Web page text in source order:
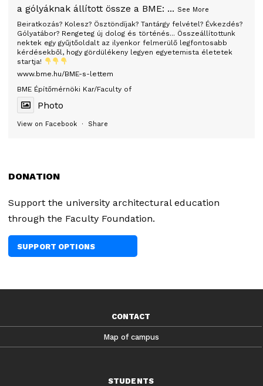
a gólyáknak állított össze a BME:
Beiratkozás? Kolesz? Ösztöndíjak? Tantárgy felvétel? Évkezdés?
Gólyatábor? Rengeteg új dolog és történés... Összeállítottunk
nektek egy gyűjtőoldalt az ilyenkor felmerülő legfontosabb
kérdésekből, hogy gördülékeny legyen egyetemista életetek
startja!
www.bme.hu/BME-s-lettem
BME Építőmérnöki Kar/Faculty of
... See More
Photo
View on Facebook · Share
DONATION
Support the university architectural education
through the Faculty Foundation.
SUPPORT OPTIONS
CONTACT
Map of campus
STUDENTS